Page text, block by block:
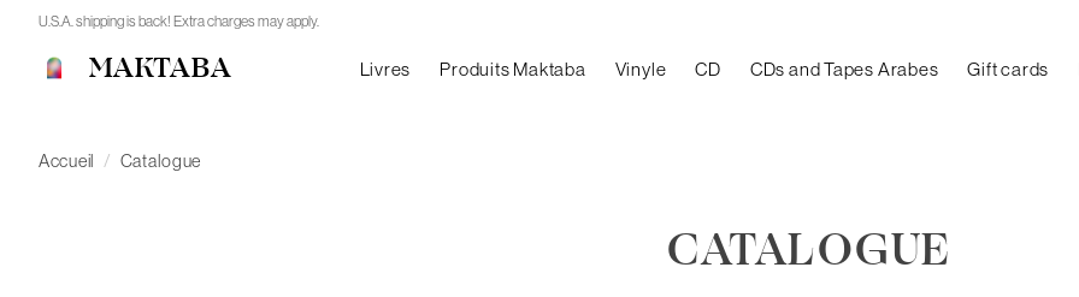
U.S.A. shipping is back! Extra charges may apply.
MAKTABA Livres Produits Maktaba Vinyle CD CDs and Tapes Arabes Gift cards
Accueil / Catalogue
CATALOGUE